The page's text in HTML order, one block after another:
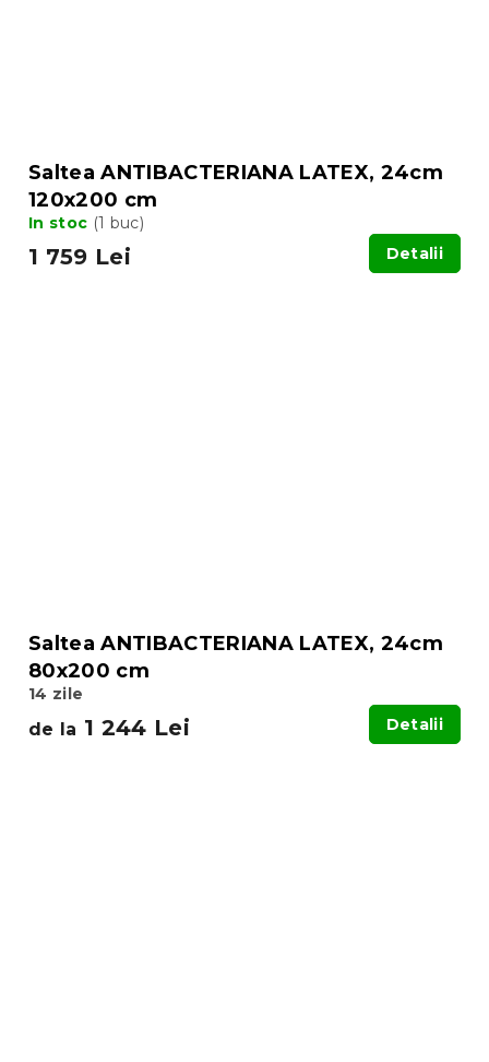
Saltea ANTIBACTERIANA LATEX, 24cm
120x200 cm
In stoc (1 buc)
1 759 Lei Detalii
Saltea ANTIBACTERIANA LATEX, 24cm
80x200 cm
14 zile
de la 1 244 Lei Detalii